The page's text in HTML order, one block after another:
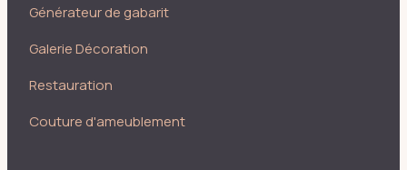
Générateur de gabarit
Galerie Décoration
Restauration
Couture d'ameublement